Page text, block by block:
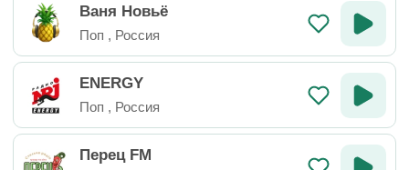
Ваня Новьё
Поп , Россия
ENERGY
Поп , Россия
Перец FM